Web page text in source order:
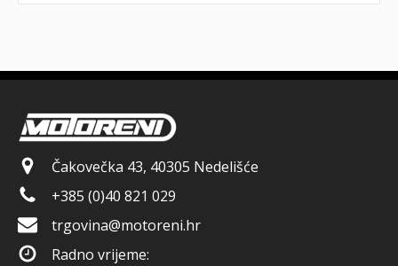
Čakovečka 43, 40305 Nedelišće
+385 (0)40 821 029
trgovina@motoreni.hr
Radno vrijeme: